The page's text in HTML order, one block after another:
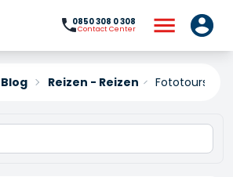
0850 308 0 308
Contact Center
Blog Reizen - Reizen Fototours